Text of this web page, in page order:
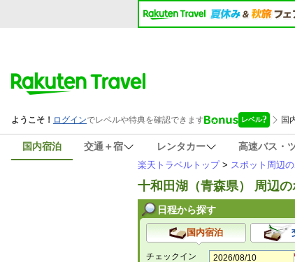
国内宿泊 交通＋宿 レンタカー 高速バス・
楽天トラベルトップ> スポット周辺
十和田湖（青森県） 周辺
日程から探す
国内宿泊
チェックイン